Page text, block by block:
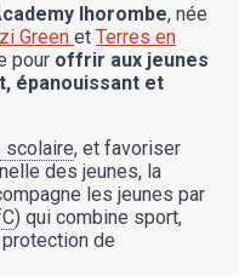
Ihorombe, née
Green et Terres en
pour offrir aux jeunes
épanouissant et
scolaire, et favoriser
des jeunes, la
les jeunes par
) qui combine sport,
de